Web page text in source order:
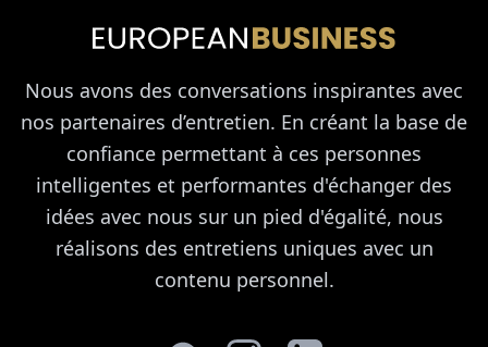
Nous avons des conversations inspirantes avec
nos partenaires d’entretien. En créant la base de
confiance permettant à ces personnes
intelligentes et performantes d'échanger des
idées avec nous sur un pied d'égalité, nous
réalisons des entretiens uniques avec un
contenu personnel.